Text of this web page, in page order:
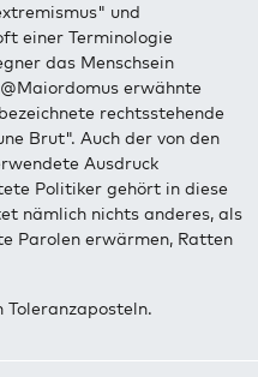
und
einer Terminologie
das Menschsein
erwähnte
rechtsstehende
Brut". Auch der von den
Ausdruck
Politiker gehört in diese
nämlich nichts anderes, als
Parolen erwärmen, Ratten
Toleranzaposteln.